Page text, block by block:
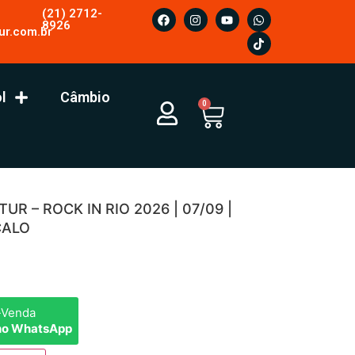
(21) 2712-
8926
Câmbio 0
– ROCK IN RIO 2026 | 07/09 |
WhatsApp